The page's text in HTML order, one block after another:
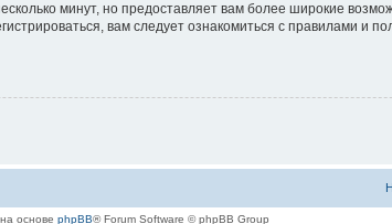
минут, но предоставляет вам более широкие
вам следует ознакомиться с правилами и
основе phpBB® Forum Software © phpBB Group